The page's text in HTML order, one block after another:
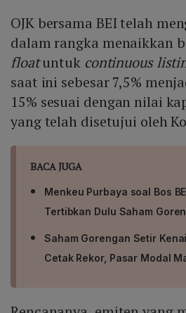
OJK bersama BEI telah
dalam rangka menaikkan
floatuntuk continuous
saat ini sebesar 7,5%
15% sesuai dengan nilai
yang telah disetujui oleh
BACA JUGA
Menkeu Purbaya soal Bos
Tertibkan Dulu Saham
Saham Gorengan Setir
Cetak Rekor, Pasar Modal